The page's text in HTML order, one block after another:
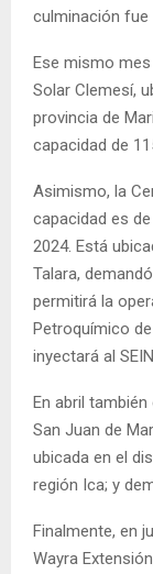
culminación fue
Ese mismo
Solar Clemesí,
provincia de
capacidad de
Asimismo, la
capacidad es
2024. Está
Talara,
permitirá la
Petroquímico
inyectará al
En abril
San Juan de
ubicada en el
región Ica; y
Finalmente, en
Wayra